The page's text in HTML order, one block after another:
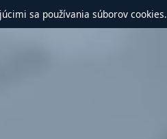
sa používania súborov cookies.